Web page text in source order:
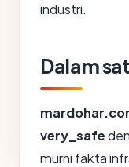
industri.
Dalam
very_safe
murni fakta